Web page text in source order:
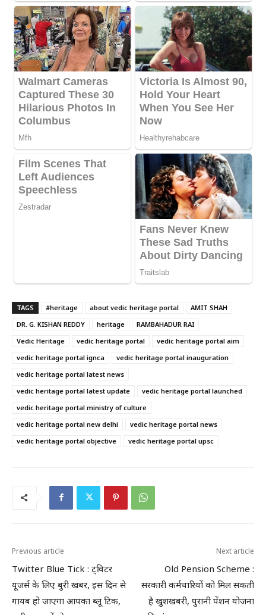
TAGS #heritage about vedic heritage portal
AMIT SHAH
DR. G. KISHAN REDDY
heritage
RAMBAHADUR RAI
Vedic Heritage
vedic heritage portal
vedic heritage portal aim
vedic heritage portal ignca
vedic heritage portal inauguration
vedic heritage portal latest news
vedic heritage portal latest update
vedic heritage portal launched
vedic heritage portal ministry of culture
vedic heritage portal new delhi
vedic heritage portal news
vedic heritage portal objective
vedic heritage portal upsc
Previous article
Twitter Blue Tick : ट्विटर
यूजर्स के लिए बुरी खबर, इस दिन से
गायब हो जाएगा आपका ब्लू टिक,
Next article
Old Pension Scheme :
सरकारी कर्मचारियों को मिल सकती
है खुशखबरी, पुरानी पेंशन योजना